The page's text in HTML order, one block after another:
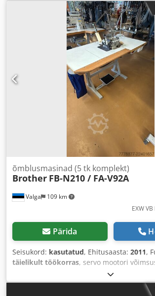
Valga 109 km
õmblusmasinad (5 tk komplekt)
Brother FB-N210 / FA-V92A
EXW
Pärida
Seisukord: kasutatud, Ehitusaasta: 2011,
täielikult töökorras, servo mootori
, sisendtüüpi vool:
pneumaatiline ühendus:6 latt,